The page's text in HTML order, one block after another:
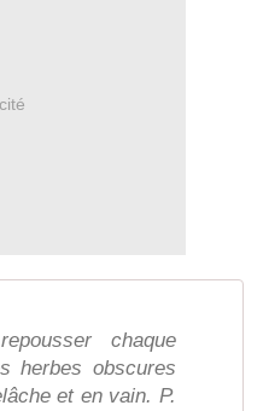
chaque
herbes obscures
et en vain. P.